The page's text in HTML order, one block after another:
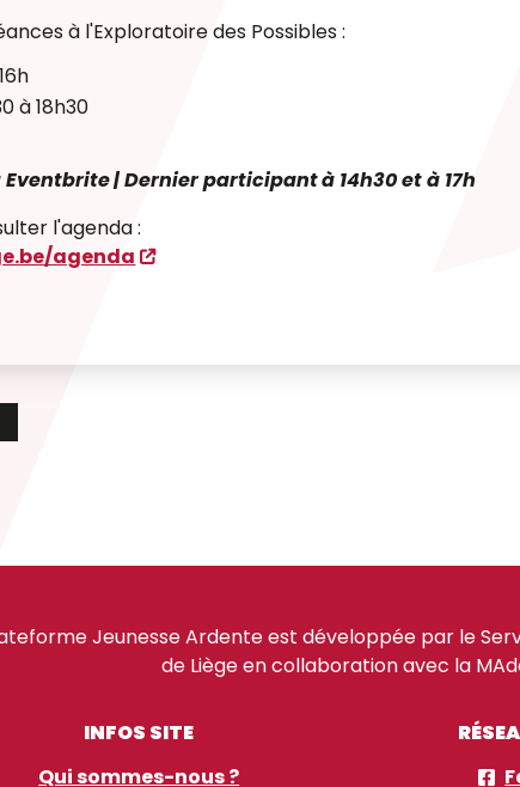
à l'Exploratoire des Possibles :
à 18h30
Eventbrite| Dernier participantà 14h30 et à 17h
l'agenda :
agenda
Jeunesse Ardente est développée par le
de Liège en collaboration avec la
INFOS SITE
Qui sommes-nous ?